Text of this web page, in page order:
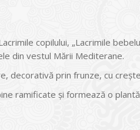
copilului, „Lacrimile
din vestul Mării Mediterane.
decorativă prin frunze, cu
ramificate şi formează o